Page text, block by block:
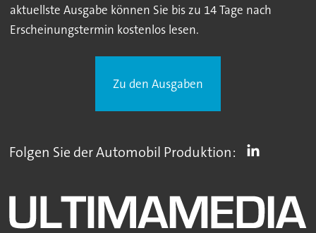
aktuellste Ausgabe können Sie bis zu 14 Tage nach
Erscheinungstermin kostenlos lesen.
Zu den Ausgaben
Folgen Sie der Automobil Produktion: